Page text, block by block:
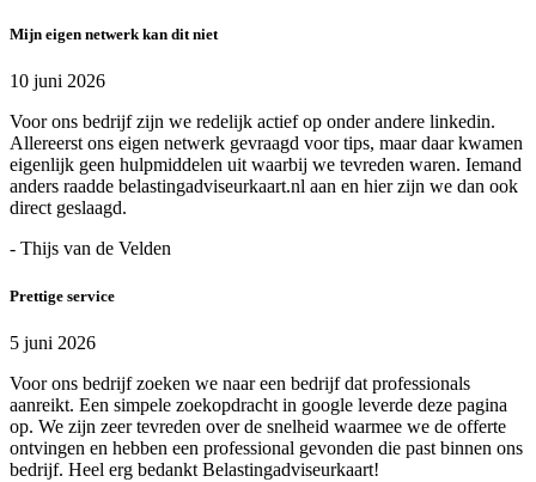
Mijn eigen netwerk kan dit niet
10 juni 2026
Voor ons bedrijf zijn we redelijk actief op onder andere linkedin.
Allereerst ons eigen netwerk gevraagd voor tips, maar daar kwamen
eigenlijk geen hulpmiddelen uit waarbij we tevreden waren. Iemand
anders raadde belastingadviseurkaart.nl aan en hier zijn we dan ook
direct geslaagd.
- Thijs van de Velden
Prettige service
5 juni 2026
Voor ons bedrijf zoeken we naar een bedrijf dat professionals
aanreikt. Een simpele zoekopdracht in google leverde deze pagina
op. We zijn zeer tevreden over de snelheid waarmee we de offerte
ontvingen en hebben een professional gevonden die past binnen ons
bedrijf. Heel erg bedankt Belastingadviseurkaart!